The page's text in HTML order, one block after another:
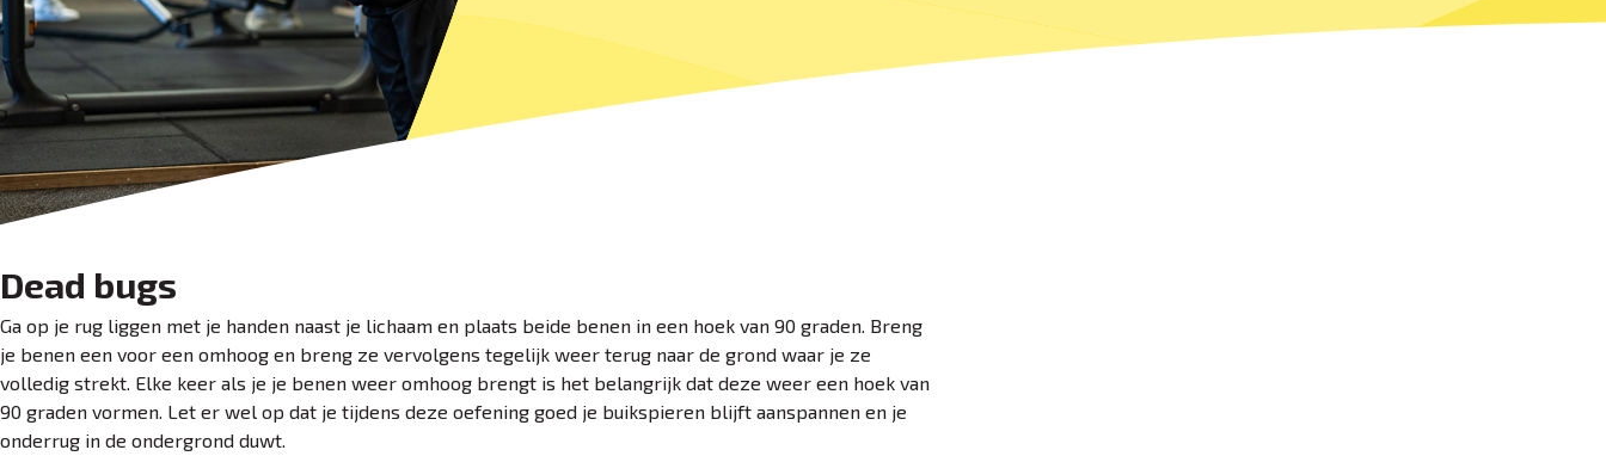
Dead bugs
Ga op je rug liggen met je handen naast je lichaam en plaats beide benen in een hoek van 90 graden. Breng
je benen een voor een omhoog en breng ze vervolgens tegelijk weer terug naar de grond waar je ze
volledig strekt. Elke keer als je je benen weer omhoog brengt is het belangrijk dat deze weer een hoek van
90 graden vormen. Let er wel op dat je tijdens deze oefening goed je buikspieren blijft aanspannen en je
onderrug in de ondergrond duwt.